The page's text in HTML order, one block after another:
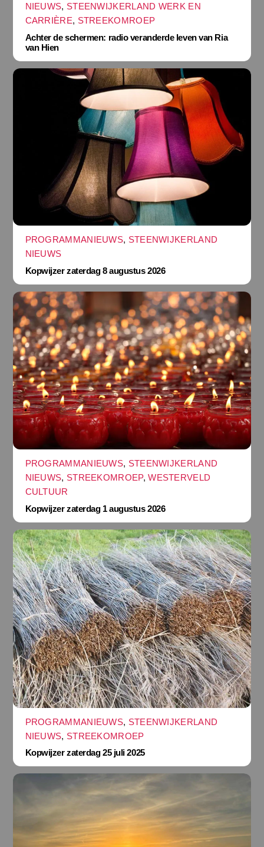
NIEUWS, STEENWIJKERLAND WERK EN
CARRIÈRE, STREEKOMROEP
Achter de schermen: radio veranderde leven van Ria
van Hien
PROGRAMMANIEUWS, STEENWIJKERLAND
NIEUWS
Kopwijzer zaterdag 8 augustus 2026
PROGRAMMANIEUWS, STEENWIJKERLAND
NIEUWS, STREEKOMROEP,WESTERVELD
CULTUUR
Kopwijzer zaterdag 1 augustus 2026
PROGRAMMANIEUWS, STEENWIJKERLAND
NIEUWS, STREEKOMROEP
Kopwijzer zaterdag 25 juli 2025